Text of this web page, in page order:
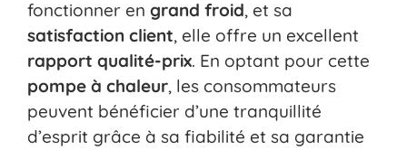
fonctionner en grand froid, et sa
satisfaction client, elle offre un excellent
rapport qualité-prix. En optant pour cette
pompe à chaleur, les consommateurs
peuvent bénéficier d’une tranquillité
d’esprit grâce à sa fiabilité et sa garantie